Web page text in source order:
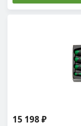
15 198 ₽